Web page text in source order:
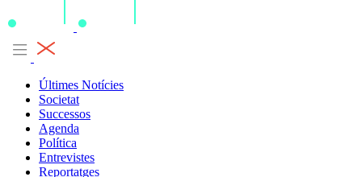
Últimes Notícies
Societat
Successos
Agenda
Política
Entrevistes
Reportatges